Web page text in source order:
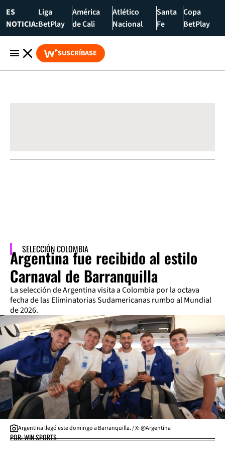
ES
NOTICIA:
Liga
BetPlay
América
de Cali
Atlético
Nacional
Santa
Fe
Copa
BetPlay
SUSCRÍBASE
SELECCIÓN COLOMBIA
Argentina fue recibido al estilo
Carnaval de Barranquilla
La selección de Argentina visita a Colombia por la octava
fecha de las Eliminatorias Sudamericanas rumbo al Mundial
de 2026.
Argentina llegó este domingo a Barranquilla. / X: @Argentina
POR: WIN SPORTS